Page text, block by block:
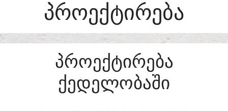
ᲞᲠᲝᲔᲥᲢᲘᲠᲔᲑᲐ
ᲞᲠᲝᲔᲥᲢᲘᲠᲔᲑᲐ
ᲥᲔᲓᲔᲚᲝᲑᲐᲨᲘ